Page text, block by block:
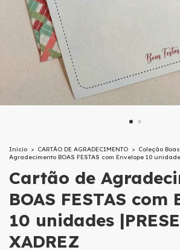
Início > CARTÃO DE AGRADECIMENTO > Coleção
Agradecimento BOAS FESTAS com Envelope 10
Cartão de
BOAS FESTAS com
10 unidades
XADREZ